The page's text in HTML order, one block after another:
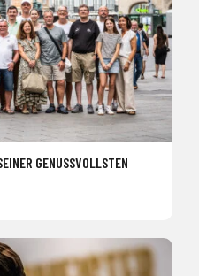
GENUSSVOLLSTEN